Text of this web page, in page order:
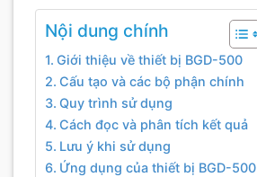
Nội dung chính
Giới thiệu về thiết bị BGD-500
Cấu tạo và các bộ phận chính
Quy trình sử dụng
Cách đọc và phân tích kết quả
Lưu ý khi sử dụng
Ứng dụng của thiết bị BGD-500